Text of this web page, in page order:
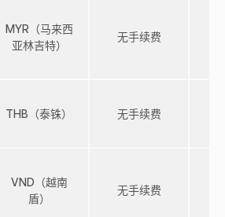
MYR（马来西
亚林吉特）
无手续费
THB（泰铢） 无手续费
VND（越南
盾）
无手续费